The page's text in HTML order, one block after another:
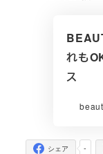
れも
ス
-
シェア